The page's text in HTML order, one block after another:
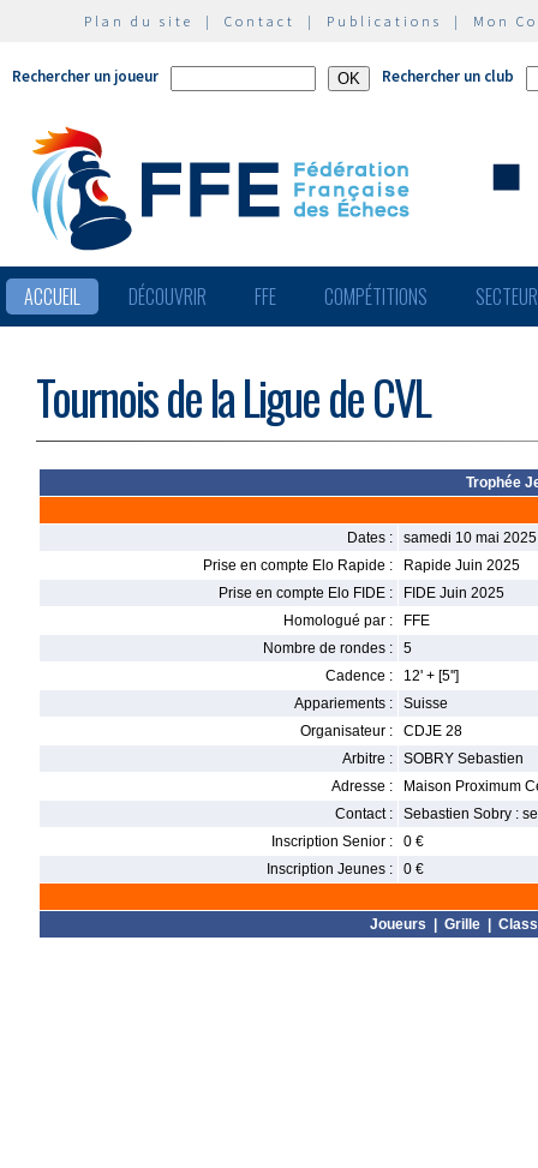
Plan du site | Contact | Publications | Mon
Rechercher un joueur Rechercher un club
ACCUEIL DÉCOUVRIR FFE COMPÉTITIONS
Tournois de la Ligue de CVL
Trophée
Dates :
samedi 10 mai
Prise en compte Elo Rapide :
Rapide Juin 2025
Prise en compte Elo FIDE :
FIDE Juin 2025
Homologué par :
FFE
Nombre de rondes :
5
Cadence :
12' + [5'']
Appariements :
Suisse
Organisateur :
CDJE 28
Arbitre :
SOBRY Sebastien
Adresse :
Maison Proximum
Contact :
Sebastien Sobry :
Inscription Senior :
0 €
Inscription Jeunes :
0 €
Joueurs Grille